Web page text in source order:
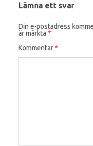
Lämna ett svar
Din e-postadress
är märkta *
Kommentar*